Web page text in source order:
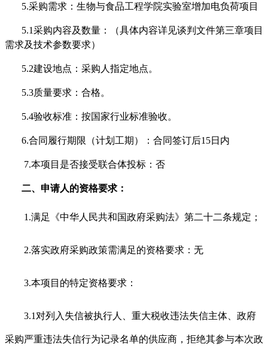
5.采购需求：生物与食品工程学院实验室增加电负荷项目
5.1采购内容及数量：（具体内容详见谈判文件第三章项目
需求及技术参数要求）
5.2建设地点：采购人指定地点。
5.3质量要求：合格。
5.4验收标准：按国家行业标准验收。
6.合同履行期限（计划工期）：合同签订后15日内
7.本项目是否接受联合体投标：否
二、申请人的资格要求：
1.满足《中华人民共和国政府采购法》第二十二条规定；
2.落实政府采购政策需满足的资格要求：无
3.本项目的特定资格要求：
3.1对列入失信被执行人、重大税收违法失信主体、政府
采购严重违法失信行为记录名单的供应商，拒绝其参与本次政